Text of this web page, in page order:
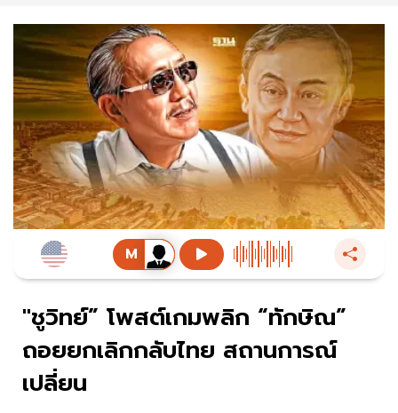
"ชูวิทย์” โพสต์เกมพลิก “ทักษิณ”
ถอยยกเลิกกลับไทย สถานการณ์
เปลี่ยน